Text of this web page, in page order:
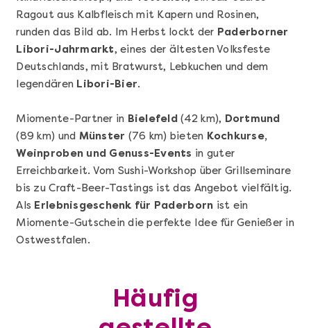
Mehr anzeigen
Geschenkbox 100€
Sushi-Kochkurs@Home
Ragout aus Kalbfleisch mit Kapern und Rosinen,
runden das Bild ab. Im Herbst lockt der Paderborner
Libori-Jahrmarkt, eines der ältesten Volksfeste
Deutschlands, mit Bratwurst, Lebkuchen und dem
legendären Libori-Bier.
Miomente-Partner in Bielefeld (42 km), Dortmund
(89 km) und Münster (76 km) bieten Kochkurse,
Weinproben und Genuss-Events in guter
Erreichbarkeit. Vom Sushi-Workshop über Grillseminare
bis zu Craft-Beer-Tastings ist das Angebot vielfältig.
Als Erlebnisgeschenk für Paderborn ist ein
Miomente-Gutschein die perfekte Idee für Genießer in
Ostwestfalen.
Häufig